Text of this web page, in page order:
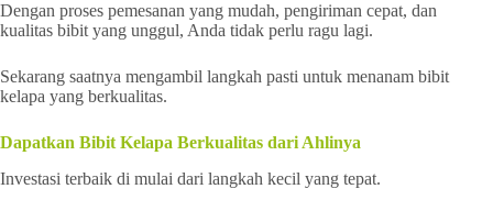
Dengan proses pemesanan yang mudah, pengiriman cepat, dan
kualitas bibit yang unggul, Anda tidak perlu ragu lagi.
Sekarang saatnya mengambil langkah pasti untuk menanam bibit
kelapa yang berkualitas.
Dapatkan Bibit Kelapa Berkualitas dari Ahlinya
Investasi terbaik di mulai dari langkah kecil yang tepat.